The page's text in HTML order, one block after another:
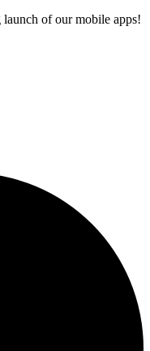
of our mobile apps!